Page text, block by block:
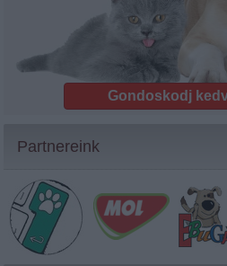
Gondoskodj
Partnereink